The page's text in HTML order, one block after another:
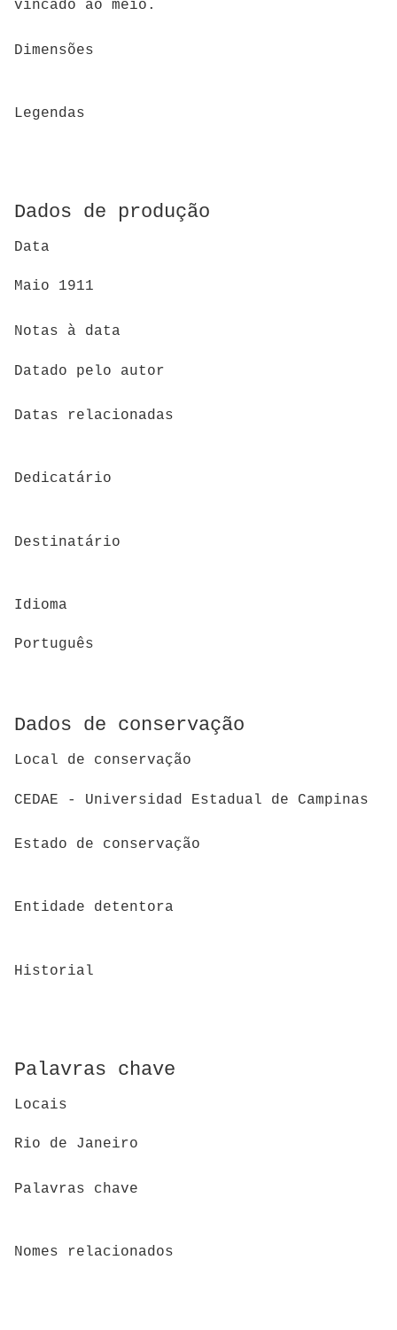
vincado ao meio.
Dimensões
Legendas
Dados de produção
Data
Maio 1911
Notas à data
Datado pelo autor
Datas relacionadas
Dedicatário
Destinatário
Idioma
Português
Dados de conservação
Local de conservação
CEDAE - Universidad Estadual de Campinas
Estado de conservação
Entidade detentora
Historial
Palavras chave
Locais
Rio de Janeiro
Palavras chave
Nomes relacionados